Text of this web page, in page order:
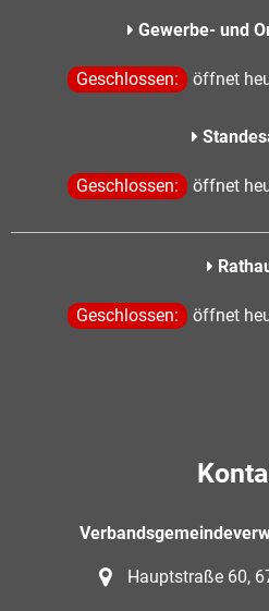
Gewerbe- und
Klicken, um weitere
Geschlossen: öffnet
Klicken, um weitere
Geschlossen: öffnet
Klicken, um weitere
Geschlossen: öffnet
Hauptstraße 60,